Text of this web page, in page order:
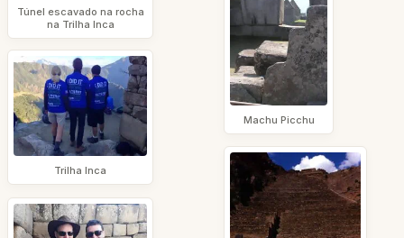
Túnel escavado na rocha
na Trilha Inca
Trilha Inca
Machu Picchu